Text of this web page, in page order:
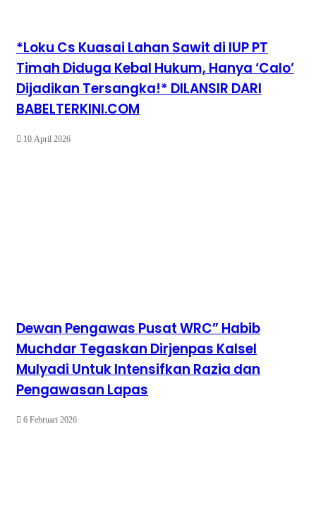
*Loku Cs Kuasai Lahan Sawit di IUP PT
Timah Diduga Kebal Hukum, Hanya ‘Calo’
Dijadikan Tersangka!* DILANSIR DARI
BABELTERKINI.COM
10 April 2026
Dewan Pengawas Pusat WRC” Habib
Muchdar Tegaskan Dirjenpas Kalsel
Mulyadi Untuk Intensifkan Razia dan
Pengawasan Lapas
6 Februari 2026